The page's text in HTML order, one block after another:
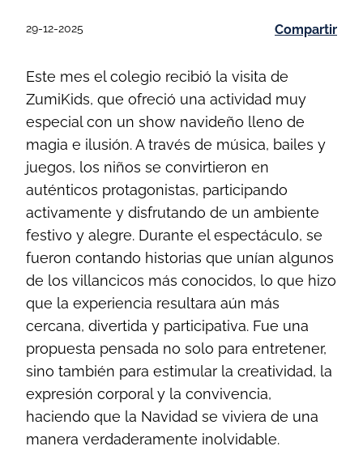
29-12-2025 Compartir
Este mes el colegio recibió la visita de
ZumiKids, que ofreció una actividad muy
especial con un show navideño lleno de
magia e ilusión. A través de música, bailes y
juegos, los niños se convirtieron en
auténticos protagonistas, participando
activamente y disfrutando de un ambiente
festivo y alegre. Durante el espectáculo, se
fueron contando historias que unían algunos
de los villancicos más conocidos, lo que hizo
que la experiencia resultara aún más
cercana, divertida y participativa. Fue una
propuesta pensada no solo para entretener,
sino también para estimular la creatividad, la
expresión corporal y la convivencia,
haciendo que la Navidad se viviera de una
manera verdaderamente inolvidable.